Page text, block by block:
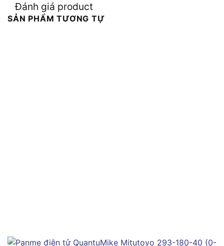
Đánh giá product
SẢN PHẨM TƯƠNG TỰ